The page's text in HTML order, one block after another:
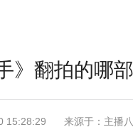
》翻拍的哪
15:28:29 来源于：主播